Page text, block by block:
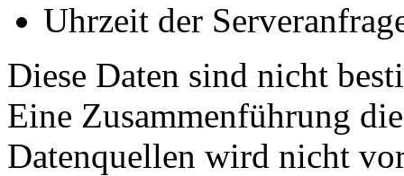
Uhrzeit der
Diese Daten sind nicht
Eine Zusammenführung
Datenquellen wird nicht